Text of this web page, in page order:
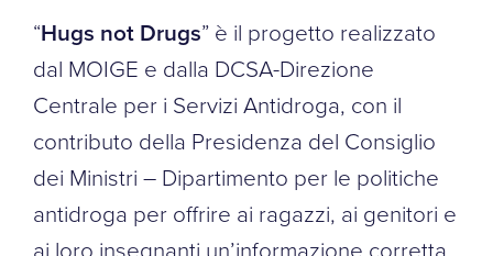
“Hugs not Drugs” è il progetto realizzato
dal MOIGE e dalla DCSA-Direzione
Centrale per i Servizi Antidroga, con il
contributo della Presidenza del Consiglio
dei Ministri – Dipartimento per le politiche
antidroga per offrire ai ragazzi, ai genitori e